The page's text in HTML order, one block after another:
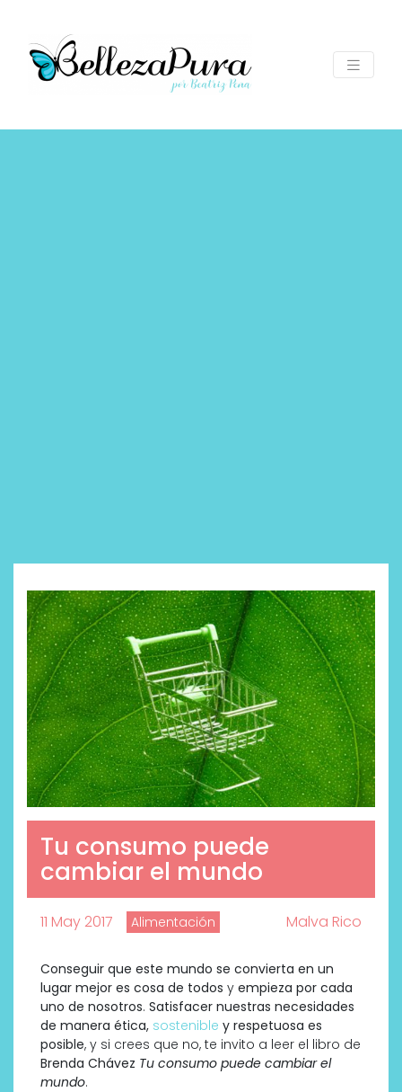
Tu consumo puede
cambiar el mundo
11 May 2017 Alimentación Malva Rico
Conseguir que este mundo se convierta en un
lugar mejor es cosa de todos y empieza por cada
uno de nosotros. Satisfacer nuestras necesidades
de manera ética, sostenible y respetuosa es
posible, y si crees que no, te invito a leer el libro de
Brenda Chávez Tu consumo puede cambiar el
mundo.